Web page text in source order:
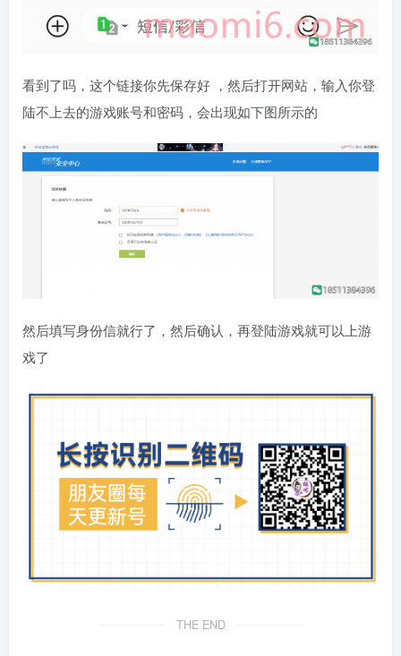
看到了吗，这个链接你先保存好 ，然后打开网站，输入你登
陆不上去的游戏账号和密码，会出现如下图所示的
然后填写身份信就行了，然后确认，再登陆游戏就可以上游
戏了
THE END